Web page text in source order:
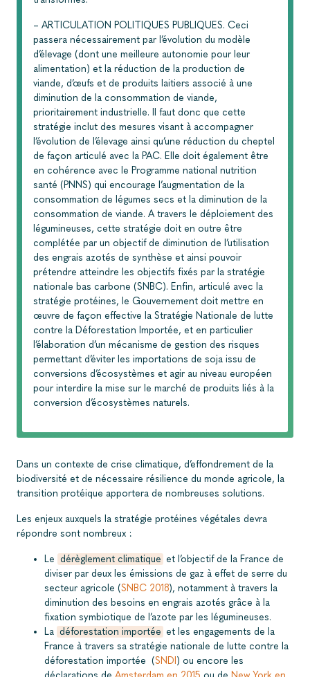
– ARTICULATION POLITIQUES PUBLIQUES. Ceci
passera nécessairement par l’évolution du modèle
d’élevage (dont une meilleure autonomie pour leur
alimentation) et la réduction de la production de
viande, d’œufs et de produits laitiers associé à une
diminution de la consommation de viande,
prioritairement industrielle. Il faut donc que cette
stratégie inclut des mesures visant à accompagner
l’évolution de l’élevage ainsi qu’une réduction du cheptel
de façon articulé avec la PAC. Elle doit également être
en cohérence avec le Programme national nutrition
santé (PNNS) qui encourage l’augmentation de la
consommation de légumes secs et la diminution de la
consommation de viande. A travers le déploiement des
légumineuses, cette stratégie doit en outre être
complétée par un objectif de diminution de l’utilisation
des engrais azotés de synthèse et ainsi pouvoir
prétendre atteindre les objectifs fixés par la stratégie
nationale bas carbone (SNBC). Enfin, articulé avec la
stratégie protéines, le Gouvernement doit mettre en
œuvre de façon effective la Stratégie Nationale de lutte
contre la Déforestation Importée, et en particulier
l’élaboration d’un mécanisme de gestion des risques
permettant d’éviter les importations de soja issu de
conversions d’écosystèmes et agir au niveau européen
pour interdire la mise sur le marché de produits liés à la
conversion d’écosystèmes naturels.
Dans un contexte de crise climatique, d’effondrement de la
biodiversité et de nécessaire résilience du monde agricole, la
transition protéique apportera de nombreuses solutions.
Les enjeux auxquels la stratégie protéines végétales devra
répondre sont nombreux :
Le dérèglement climatique et l’objectif de la France de
diviser par deux les émissions de gaz à effet de serre du
secteur agricole (SNBC 2018), notamment à travers la
diminution des besoins en engrais azotés grâce à la
fixation symbiotique de l’azote par les légumineuses.
La déforestation importée et les engagements de la
France à travers sa stratégie nationale de lutte contre la
déforestation importée (SNDI ) ou encore les